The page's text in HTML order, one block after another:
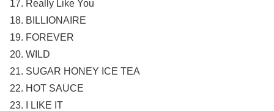
17. Really Like You
18. BILLIONAIRE
19. FOREVER
20. WILD
21. SUGAR HONEY ICE TEA
22. HOT SAUCE
23. I LIKE IT